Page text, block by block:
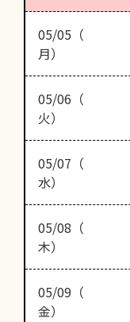
05/05（
月）
05/06（
火）
05/07（
水）
05/08（
木）
05/09（
金）